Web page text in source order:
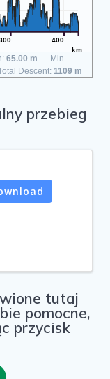
400
km
65.00 m
Min.
Descent: 1109 m
przebieg
tutaj
pomocne,
przycisk